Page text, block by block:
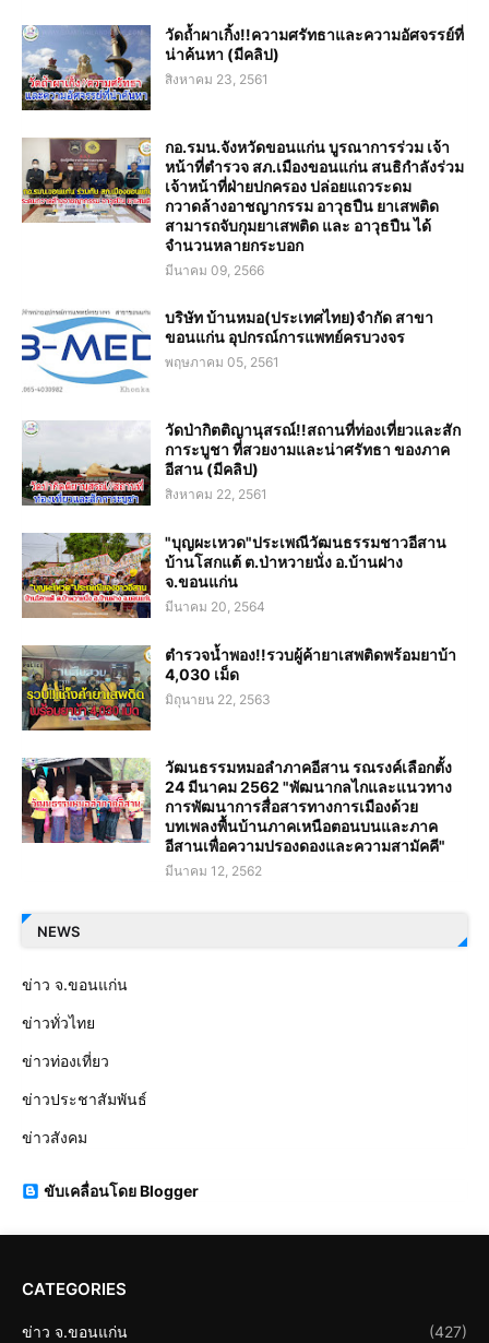
วัดถ้ำผาเกิ้ง!!ความศรัทธาและความอัศจรรย์ที่
น่าค้นหา (มีคลิป)
สิงหาคม 23, 2561
กอ.รมน.จังหวัดขอนแก่น บูรณาการร่วม เจ้า
หน้าที่ตำรวจ สภ.เมืองขอนแก่น สนธิกำลังร่วม
เจ้าหน้าที่ฝ่ายปกครอง ปล่อยแถวระดม
กวาดล้างอาชญากรรม อาวุธปืน ยาเสพติด
สามารถจับกุมยาเสพติด และ อาวุธปืน ได้
จำนวนหลายกระบอก
มีนาคม 09, 2566
บริษัท บ้านหมอ(ประเทศไทย)จำกัด สาขา
ขอนแก่น อุปกรณ์การแพทย์ครบวงจร
พฤษภาคม 05, 2561
วัดป่ากิตติญานุสรณ์!!สถานที่ท่องเที่ยวและสัก
การะบูชา ที่สวยงามและน่าศรัทธา ของภาค
อีสาน (มีคลิป)
สิงหาคม 22, 2561
"บุญผะเหวด"ประเพณีวัฒนธรรมชาวอีสาน
บ้านโสกแต้ ต.ป่าหวายนั่ง อ.บ้านฝาง
จ.ขอนแก่น
มีนาคม 20, 2564
ตำรวจน้ำพอง!!รวบผู้ค้ายาเสพติดพร้อมยาบ้า
4,030 เม็ด
มิถุนายน 22, 2563
วัฒนธรรมหมอลำภาคอีสาน รณรงค์เลือกตั้ง
24 มีนาคม 2562 "พัฒนากลไกและแนวทาง
การพัฒนาการสื่อสารทางการเมืองด้วย
บทเพลงพื้นบ้านภาคเหนือตอนบนและภาค
อีสานเพื่อความปรองดองและความสามัคคี"
มีนาคม 12, 2562
NEWS
ข่าว จ.ขอนแก่น
ข่าวทั่วไทย
ข่าวท่องเที่ยว
ข่าวประชาสัมพันธ์
ข่าวสังคม
ขับเคลื่อนโดย Blogger
CATEGORIES
ข่าว จ.ขอนแก่น (427)